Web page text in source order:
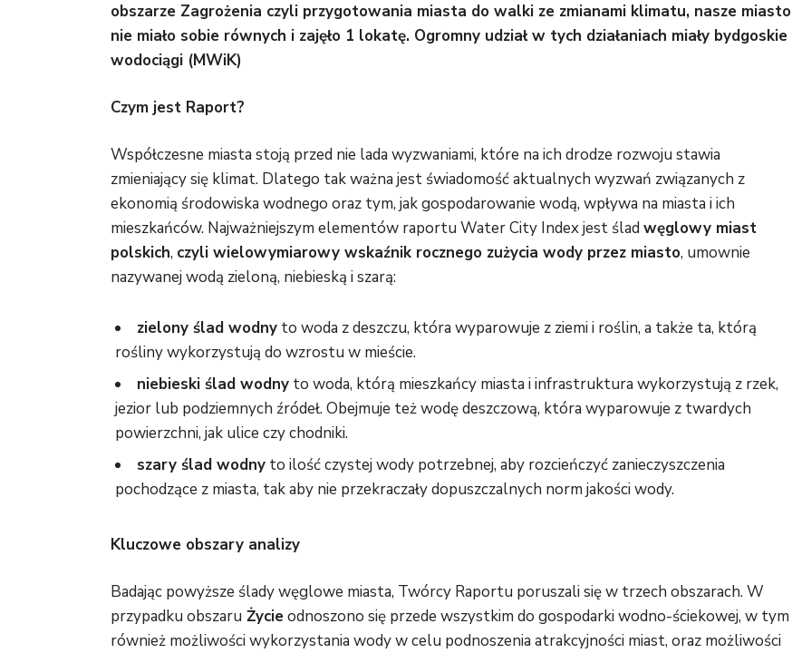
obszarze Zagrożenia czyli przygotowania miasta do walki ze zmianami klimatu, nasze miasto
nie miało sobie równych i zajęło 1 lokatę. Ogromny udział w tych działaniach miały bydgoskie
wodociągi (MWiK)
Czym jest Raport?
Współczesne miasta stoją przed nie lada wyzwaniami, które na ich drodze rozwoju stawia
zmieniający się klimat. Dlatego tak ważna jest świadomość aktualnych wyzwań związanych z
ekonomią środowiska wodnego oraz tym, jak gospodarowanie wodą, wpływa na miasta i ich
mieszkańców. Najważniejszym elementów raportu Water City Index jest ślad węglowy miast
polskich, czyli wielowymiarowy wskaźnik rocznego zużycia wody przez miasto, umownie
nazywanej wodą zieloną, niebieską i szarą:
zielony ślad wodny to woda z deszczu, która wyparowuje z ziemi i roślin, a także ta, którą
rośliny wykorzystują do wzrostu w mieście.
niebieski ślad wodny to woda, którą mieszkańcy miasta i infrastruktura wykorzystują z rzek,
jezior lub podziemnych źródeł. Obejmuje też wodę deszczową, która wyparowuje z twardych
powierzchni, jak ulice czy chodniki.
szary ślad wodny to ilość czystej wody potrzebnej, aby rozcieńczyć zanieczyszczenia
pochodzące z miasta, tak aby nie przekraczały dopuszczalnych norm jakości wody.
Kluczowe obszary analizy
Badając powyższe ślady węglowe miasta, Twórcy Raportu poruszali się w trzech obszarach. W
przypadku obszaru Życieodnoszono się przede wszystkim do gospodarki wodno-ściekowej, w tym
również możliwości wykorzystania wody w celu podnoszenia atrakcyjności miast, oraz możliwości